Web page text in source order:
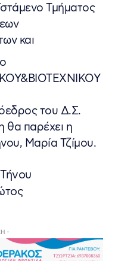
Τμήματος
και
του Δ.Σ.
θα παρέχει η
Μαρία Τζίμου.
-